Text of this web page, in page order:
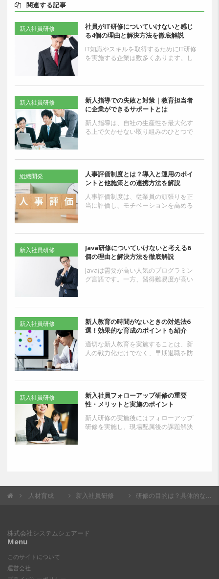
関連する記事
社員がIT研修についていけないと感じ
る4個の理由と解決方法を徹底解説
IT知識やスキルを取得するためにIT研修
を実施する企業は数多くあります。し
ていけない」と感...
新入社員研修
新人指導での失敗と対策｜教育担当者
に企業ができるサポートとは
新人指導は、自社の生産性を最大化す
る上で欠かせない取り組みのひとつで
できます。新人が入社する...
新入社員研修
人事評価制度とは？導入と運用のポイ
ントと他施策との連携方法を解説
人事評価制度は、従業員の頑張りを正
当に評価し、モチベーションを高める
主観に左右されたりすると...
組織開発
Java研修についていけないと考える6
個の理由と解決方法を徹底解説
Javaは需要が高い人気のプログラミン
グ言語です。一方、習得難易度が高い
理解できない」「...
新入社員研修
新人教育の時間がないときの対処法6
選！効果的な育成のポイントも紹介
適切な新人教育を実施することは、新
人の戦力化だけでなく、早期退職を防
んでいる人事担当者・教育...
新入社員研修
新入社員フォローアップ研修の重要
性・メリットと実施のポイント
新人研修の実施後にはフォローアップ
研修を実施し、現場配属後の課題解決
新入社員研修
人材育成 新入社員研修 研修の目的は？具体的な種類や実施する流れ、研修後の動きなどを解説
株式会社システムシェアード
Menu
このサイトについて
運営会社